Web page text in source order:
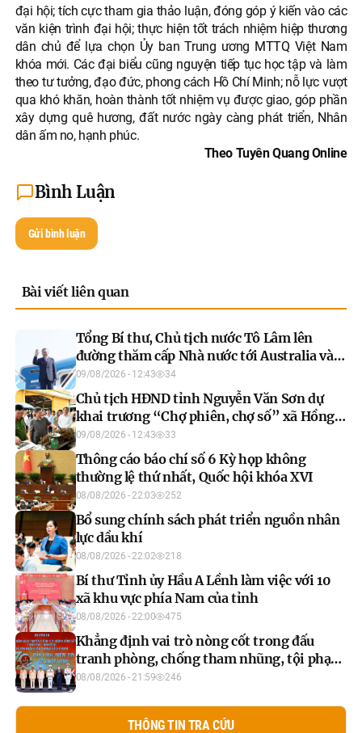
đại hội; tích cực tham gia thảo luận, đóng góp ý kiến vào các
văn kiện trình đại hội; thực hiện tốt trách nhiệm hiệp thương
dân chủ để lựa chọn Ủy ban Trung ương MTTQ Việt Nam
khóa mới. Các đại biểu cũng nguyện tiếp tục học tập và làm
theo tư tưởng, đạo đức, phong cách Hồ Chí Minh; nỗ lực vượt
qua khó khăn, hoàn thành tốt nhiệm vụ được giao, góp phần
xây dựng quê hương, đất nước ngày càng phát triển, Nhân
dân ấm no, hạnh phúc.
Theo Tuyên Quang Online
Bình Luận
Gửi bình luận
Bài viết liên quan
Tổng Bí thư, Chủ tịch nước Tô Lâm lên
đường thăm cấp Nhà nước tới Australia và
New Zealand
09/08/2026 - 12:43 34
Chủ tịch HĐND tỉnh Nguyễn Văn Sơn dự
khai trương “Chợ phiên, chợ số” xã Hồng
Thái
09/08/2026 - 12:43 33
Thông cáo báo chí số 6 Kỳ họp không
thường lệ thứ nhất, Quốc hội khóa XVI
08/08/2026 - 22:03 252
Bổ sung chính sách phát triển nguồn nhân
lực dầu khí
08/08/2026 - 22:02 218
Bí thư Tỉnh ủy Hầu A Lềnh làm việc với 10
xã khu vực phía Nam của tỉnh
08/08/2026 - 22:00 475
Khẳng định vai trò nòng cốt trong đấu
tranh phòng, chống tham nhũng, tội phạm
kinh tế
08/08/2026 - 21:59 246
THÔNG TIN TRA CỨU